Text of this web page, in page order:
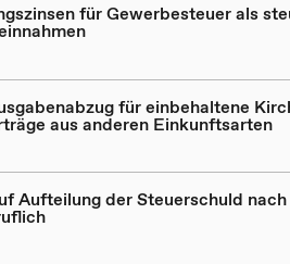
für Gewerbesteuer als
für einbehaltene
aus anderen Einkunftsarten
Aufteilung der Steuerschuld